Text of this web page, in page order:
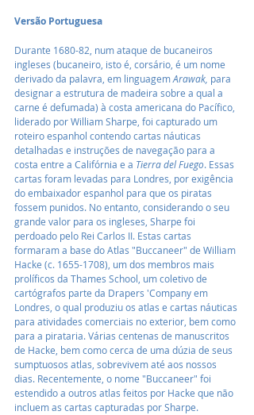
Versão Portuguesa
Durante 1680-82, num ataque de bucaneiros
ingleses (bucaneiro, isto é, corsário, é um nome
derivado da palavra, em linguagem Arawak, para
designar a estrutura de madeira sobre a qual a
carne é defumada) à costa americana do Pacífico,
liderado por William Sharpe, foi capturado um
roteiro espanhol contendo cartas náuticas
detalhadas e instruções de navegação para a
costa entre a Califórnia e a Tierra del Fuego. Essas
cartas foram levadas para Londres, por exigência
do embaixador espanhol para que os piratas
fossem punidos. No entanto, considerando o seu
grande valor para os ingleses, Sharpe foi
perdoado pelo Rei Carlos II. Estas cartas
formaram a base do Atlas "Buccaneer" de William
Hacke (c. 1655-1708), um dos membros mais
prolíficos da Thames School, um coletivo de
cartógrafos parte da Drapers 'Company em
Londres, o qual produziu os atlas e cartas náuticas
para atividades comerciais no exterior, bem como
para a pirataria. Várias centenas de manuscritos
de Hacke, bem como cerca de uma dúzia de seus
sumptuosos atlas, sobrevivem até aos nossos
dias. Recentemente, o nome "Buccaneer" foi
estendido a outros atlas feitos por Hacke que não
incluem as cartas capturadas por Sharpe.